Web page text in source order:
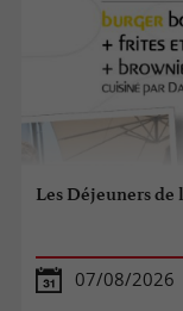
Les Déjeuners de
07/08/2026